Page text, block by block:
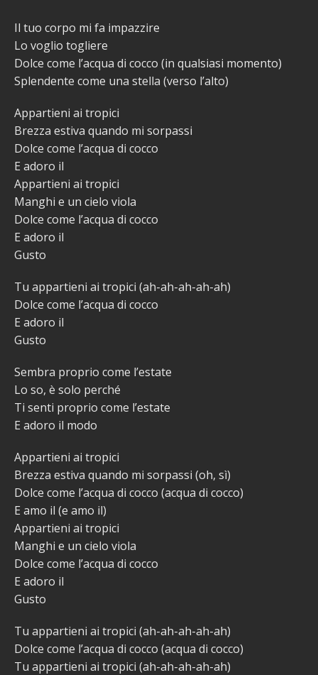
Il tuo corpo mi fa impazzire
Lo voglio togliere
Dolce come l’acqua di cocco (in qualsiasi momento)
Splendente come una stella (verso l’alto)
Appartieni ai tropici
Brezza estiva quando mi sorpassi
Dolce come l’acqua di cocco
E adoro il
Appartieni ai tropici
Manghi e un cielo viola
Dolce come l’acqua di cocco
E adoro il
Gusto
Tu appartieni ai tropici (ah-ah-ah-ah-ah)
Dolce come l’acqua di cocco
E adoro il
Gusto
Sembra proprio come l’estate
Lo so, è solo perché
Ti senti proprio come l’estate
E adoro il modo
Appartieni ai tropici
Brezza estiva quando mi sorpassi (oh, sì)
Dolce come l’acqua di cocco (acqua di cocco)
E amo il (e amo il)
Appartieni ai tropici
Manghi e un cielo viola
Dolce come l’acqua di cocco
E adoro il
Gusto
Tu appartieni ai tropici (ah-ah-ah-ah-ah)
Dolce come l’acqua di cocco (acqua di cocco)
Tu appartieni ai tropici (ah-ah-ah-ah-ah)